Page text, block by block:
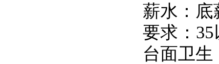
薪水：底
要求：
台面卫